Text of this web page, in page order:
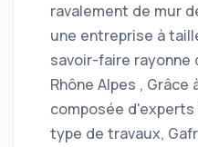
ravalement de mur
une entreprise à
savoir-faire rayonne
Rhône Alpes , Grâce
composée
type de travaux,